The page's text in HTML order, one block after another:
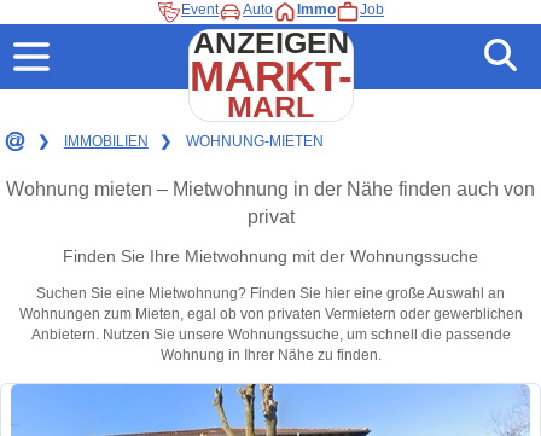
Event Auto Immo Job
ANZEIGEN
MARKT-
MARL
❯ IMMOBILIEN ❯ WOHNUNG-MIETEN
Wohnung mieten – Mietwohnung in der Nähe finden auch von
privat
Finden Sie Ihre Mietwohnung mit der Wohnungssuche
Suchen Sie eine Mietwohnung? Finden Sie hier eine große Auswahl an
Wohnungen zum Mieten, egal ob von privaten Vermietern oder gewerblichen
Anbietern. Nutzen Sie unsere Wohnungssuche, um schnell die passende
Wohnung in Ihrer Nähe zu finden.